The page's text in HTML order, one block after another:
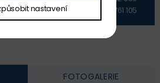
+420 606 761 105
FOTOGALERIE
nastavení